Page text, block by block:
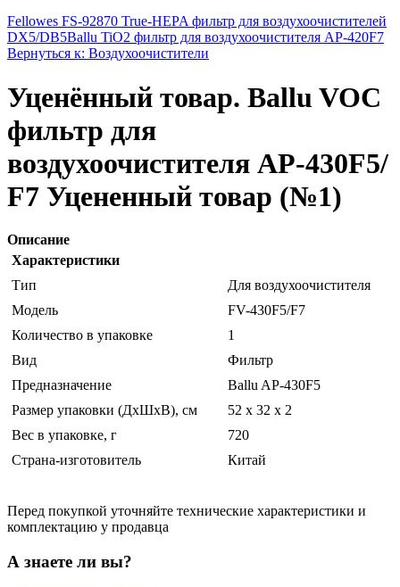
Fellowes FS-92870 True-HEPA фильтр для воздухоочистителей
DX5/DB5Ballu TiO2 фильтр для воздухоочистителя AP-420F7
Вернуться к: Воздухоочистители
Уценённый товар. Ballu VOC
фильтр для
воздухоочистителя AP-430F5/
F7 Уцененный товар (№1)
Описание
Характеристики
Тип
Для воздухоочистителя
Модель
FV-430F5/F7
Количество в упаковке
1
Вид
Фильтр
Предназначениe
Ballu AP-430F5
Размер упаковки (ДхШхВ), см
52 x 32 x 2
Вес в упаковке, г
720
Страна-изготовитель
Китай
Перед покупкой уточняйте технические характеристики и
комплектацию у продавца
А знаете ли вы?